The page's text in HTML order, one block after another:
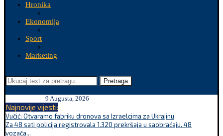
Hronika
Ekonomija
Sport
Marketing
Pretraga
9 Augusta, 2026
Najnovije vijesti:
Vučić: Otvaramo fabriku dronova sa Izraelcima za Ukrajinu
Za 48 sati policija registrovala 1.320 prekršaja u saobraćaju, 48
vozača...